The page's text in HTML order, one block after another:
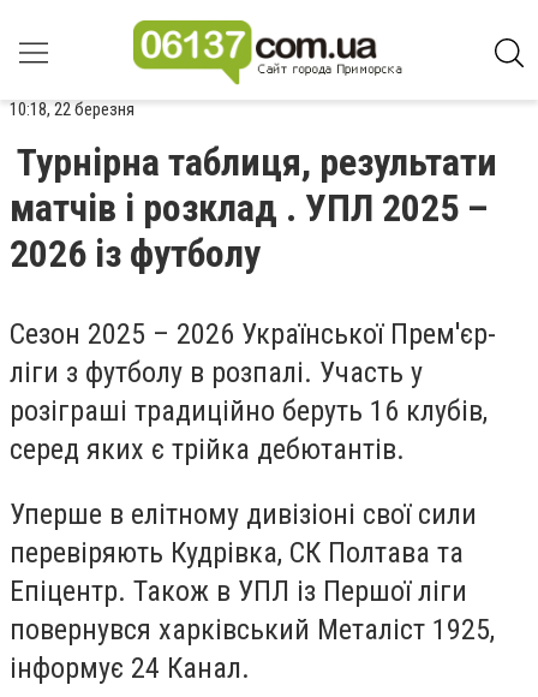
10:18, 22 березня
Турнірна таблиця, результати
матчів і розклад . УПЛ 2025 –
2026 із футболу
Сезон 2025 – 2026 Української Прем'єр-
ліги з футболу в розпалі. Участь у
розіграші традиційно беруть 16 клубів,
серед яких є трійка дебютантів.
Уперше в елітному дивізіоні свої сили
перевіряють Кудрівка, СК Полтава та
Епіцентр. Також в УПЛ із Першої ліги
повернувся харківський Металіст 1925,
інформує 24 Канал.